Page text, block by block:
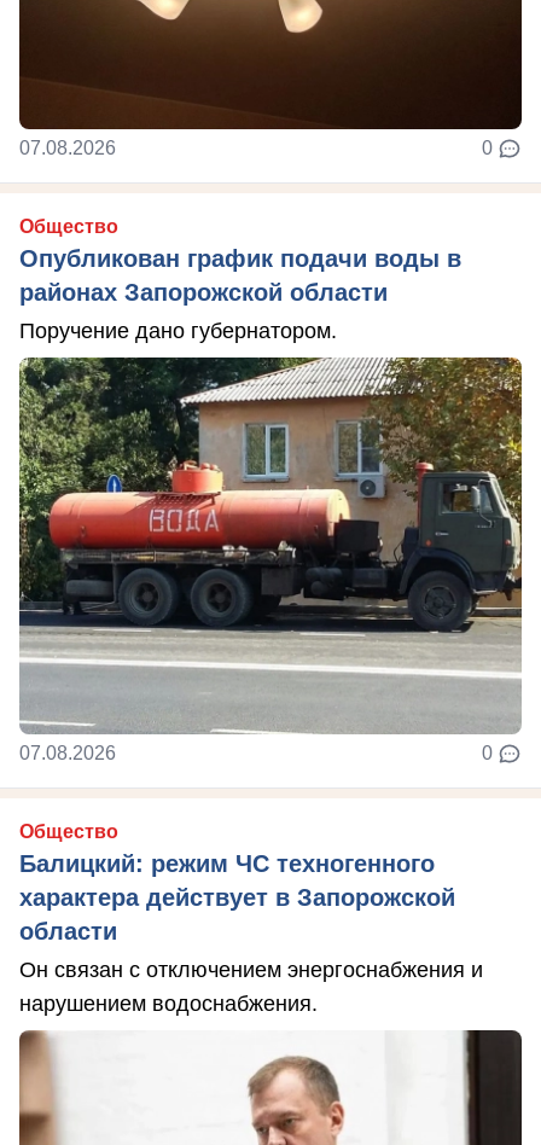
07.08.2026 0
Общество
Опубликован график подачи воды в
районах Запорожской области
Поручение дано губернатором.
07.08.2026 0
Общество
Балицкий: режим ЧС техногенного
характера действует в Запорожской
области
Он связан с отключением энергоснабжения и
нарушением водоснабжения.